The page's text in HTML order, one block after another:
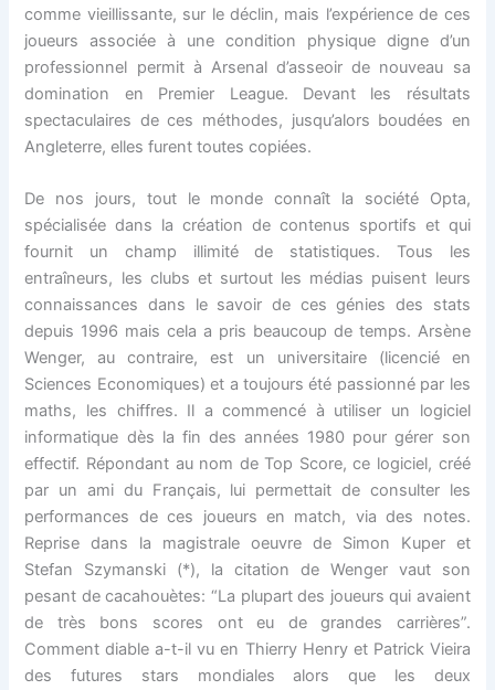
comme vieillissante, sur le déclin, mais l’expérience de ces
joueurs associée à une condition physique digne d’un
professionnel permit à Arsenal d’asseoir de nouveau sa
domination en Premier League. Devant les résultats
spectaculaires de ces méthodes, jusqu’alors boudées en
Angleterre, elles furent toutes copiées.
De nos jours, tout le monde connaît la société Opta,
spécialisée dans la création de contenus sportifs et qui
fournit un champ illimité de statistiques. Tous les
entraîneurs, les clubs et surtout les médias puisent leurs
connaissances dans le savoir de ces génies des stats
depuis 1996 mais cela a pris beaucoup de temps. Arsène
Wenger, au contraire, est un universitaire (licencié en
Sciences Economiques) et a toujours été passionné par les
maths, les chiffres. Il a commencé à utiliser un logiciel
informatique dès la fin des années 1980 pour gérer son
effectif. Répondant au nom de Top Score, ce logiciel, créé
par un ami du Français, lui permettait de consulter les
performances de ces joueurs en match, via des notes.
Reprise dans la magistrale oeuvre de Simon Kuper et
Stefan Szymanski (*), la citation de Wenger vaut son
pesant de cacahouètes: “La plupart des joueurs qui avaient
de très bons scores ont eu de grandes carrières”.
Comment diable a-t-il vu en Thierry Henry et Patrick Vieira
des futures stars mondiales alors que les deux